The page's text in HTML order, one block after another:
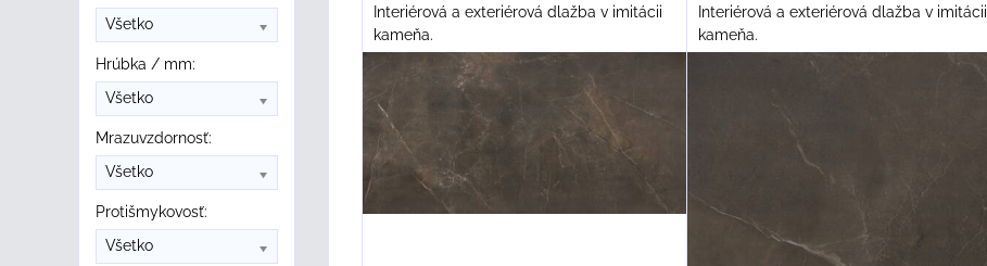
Interiérová a exteriérová dlažba v imitácii
kameňa.
Interiérová a exteriérová dlažba v imitácii
kameňa.
Všetko
Hrúbka / mm:
Všetko
Mrazuvzdornosť:
Všetko
Protišmykovosť:
Všetko